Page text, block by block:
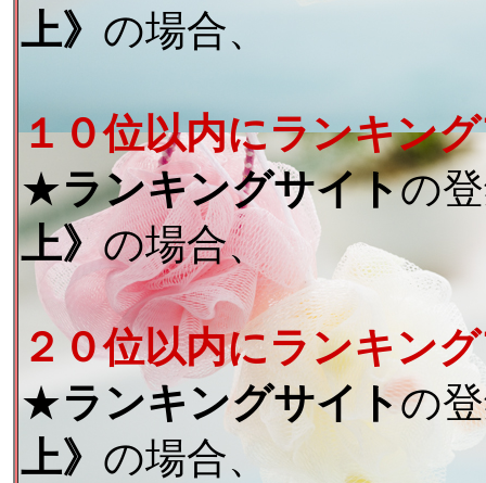
上》 の場合、
１０位以内にランキン
★ランキングサイトの
上》の場合、
２０位以内にランキン
★ランキングサイトの
上》 の場合、